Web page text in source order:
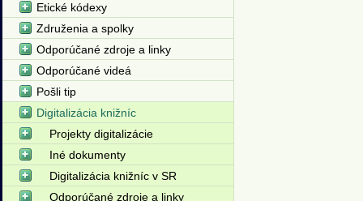
Etické kódexy
Združenia a spolky
Odporúčané zdroje a linky
Odporúčané videá
Pošli tip
Digitalizácia knižníc
Projekty digitalizácie
Iné dokumenty
Digitalizácia knižníc v SR
Odporúčané zdroje a linky